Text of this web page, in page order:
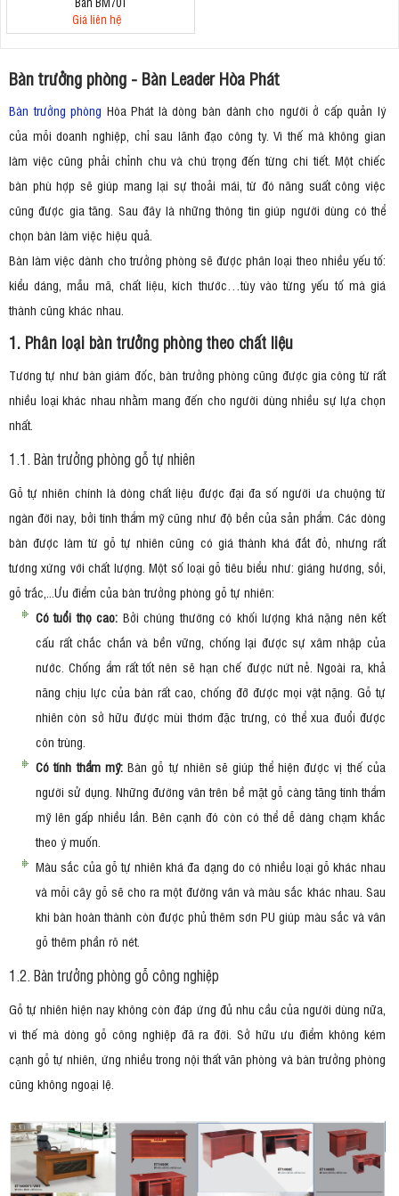
Giá liên hệ
Bàn trưởng phòng - Bàn Leader Hòa Phát
Bàn trưởng phòng Hòa Phát là dòng bàn dành cho người ở cấp quản lý
của mỗi doanh nghiệp, chỉ sau lãnh đạo công ty. Vì thế mà không gian
làm việc cũng phải chỉnh chu và chú trọng đến từng chi tiết. Một chiếc
bàn phù hợp sẽ giúp mang lại sự thoải mái, từ đó năng suất công việc
cũng được gia tăng. Sau đây là những thông tin giúp người dùng có thể
chọn bàn làm việc hiệu quả.
Bàn làm việc dành cho trưởng phòng sẽ được phân loại theo nhiều yếu tố:
kiểu dáng, mẫu mã, chất liệu, kích thước…tùy vào từng yếu tố mà giá
thành cũng khác nhau.
1. Phân loại bàn trưởng phòng theo chất liệu
Tương tự như bàn giám đốc, bàn trưởng phòng cũng được gia công từ rất
nhiều loại khác nhau nhằm mang đến cho người dùng nhiều sự lựa chọn
nhất.
1.1. Bàn trưởng phòng gỗ tự nhiên
Gỗ tự nhiên chính là dòng chất liệu được đại đa số người ưa chuộng từ
ngàn đời nay, bởi tính thẩm mỹ cũng như độ bền của sản phẩm. Các dòng
bàn được làm từ gỗ tự nhiên cũng có giá thành khá đắt đỏ, nhưng rất
tương xứng với chất lượng. Một số loại gỗ tiêu biểu như: giáng hương, sồi,
gỗ trắc,...Ưu điểm của bàn trưởng phòng gỗ tự nhiên:
Có tuổi thọ cao: Bởi chúng thường có khối lượng khá nặng nên kết
cấu rất chắc chắn và bền vững, chống lại được sự xâm nhập của
nước. Chống ẩm rất tốt nên sẽ hạn chế được nứt nẻ. Ngoài ra, khả
năng chịu lực của bàn rất cao, chống đỡ được mọi vật nặng. Gỗ tự
nhiên còn sở hữu được mùi thơm đặc trưng, có thể xua đuổi được
côn trùng.
Có tính thẩm mỹ:Bàn gỗ tự nhiên sẽ giúp thể hiện được vị thế của
người sử dụng. Những đường vân trên bề mặt gỗ càng tăng tính thẩm
mỹ lên gấp nhiều lần. Bên cạnh đó còn có thể dễ dàng chạm khắc
theo ý muốn.
Màu sắc của gỗ tự nhiên khá đa dạng do có nhiều loại gỗ khác nhau
và mỗi cây gỗ sẽ cho ra một đường vân và màu sắc khác nhau. Sau
khi bàn hoàn thành còn được phủ thêm sơn PU giúp màu sắc và vân
gỗ thêm phần rõ nét.
1.2. Bàn trưởng phòng gỗ công nghiệp
Gỗ tự nhiên hiện nay không còn đáp ứng đủ nhu cầu của người dùng nữa,
vì thế mà dòng gỗ công nghiệp đã ra đời. Sở hữu ưu điểm không kém
cạnh gỗ tự nhiên, ứng nhiều trong nội thất văn phòng và bàn trưởng phòng
cũng không ngoại lệ.